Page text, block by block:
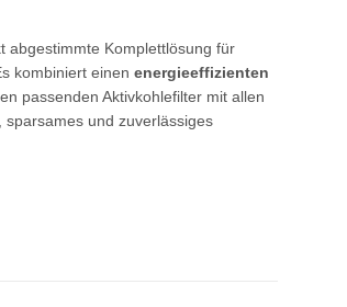
abgestimmte Komplettlösung für
kombiniert einen energieeffizienten
passenden Aktivkohlefilter mit allen
und zuverlässiges